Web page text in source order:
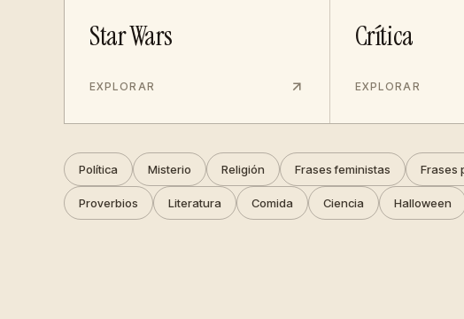
Star Wars
EXPLORAR
Crítica
EXPLORAR
Política Misterio Religión Frases feministas Frases
Proverbios Literatura Comida Ciencia Halloween